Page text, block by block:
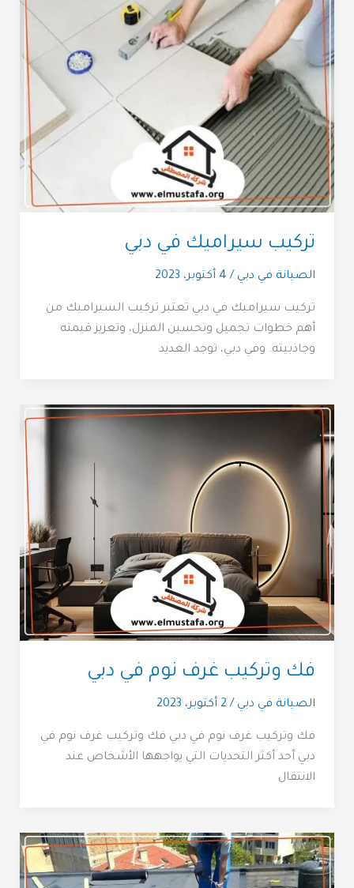
تركيب سيراميك في دبي
الصيانة في دبي / 4 أكتوبر، 2023
تركيب سيراميك في دبي تعتبر تركيب السيراميك من
أهم خطوات تجميل وتحسين المنزل، وتعزيز قيمته
وجاذبيته. وفي دبي، توجد العديد
فك وتركيب غرف نوم في دبي
الصيانة في دبي / 2 أكتوبر، 2023
فك وتركيب غرف نوم في دبي فك وتركيب غرف نوم في
دبي أحد أكثر التحديات التي يواجهها الأشخاص عند
الانتقال